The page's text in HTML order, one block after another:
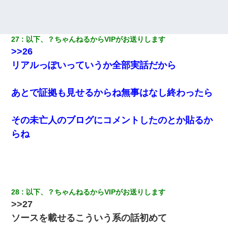
27 以下、？ちゃんねるからVIPがお送りします
>>26
リアルっぽいっていうか全部実話だから
あとで証拠も見せるからね無事はなし終わったら
その未亡人のブログにコメントしたのとか貼るか
らね
28 以下、？ちゃんねるからVIPがお送りします
>>27
ソースを載せるこういう系の話初めて